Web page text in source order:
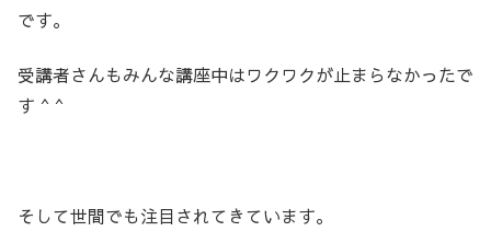
です。
受講者さんもみんな講座中はワクワクが止まらなかったで
す ^ ^
そして世間でも注目されてきています。